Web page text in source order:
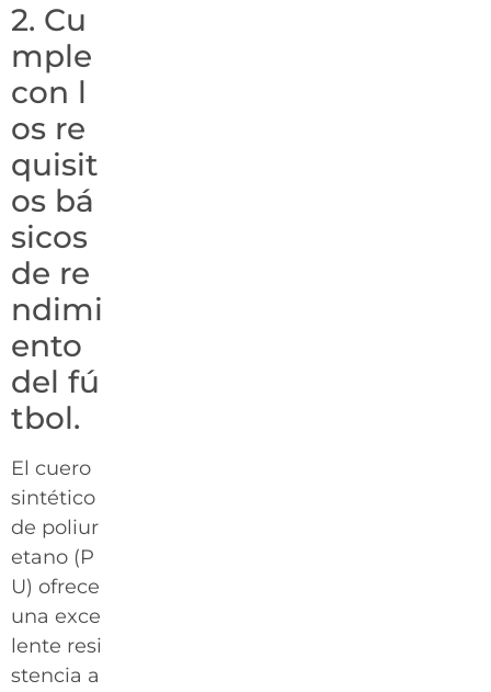
2. Cu
mple
con l
os re
quisit
os bá
sicos
de re
ndimi
ento
del fú
tbol.
El cuero
sintético
de poliur
etano (P
U) ofrece
una exce
lente resi
stencia a